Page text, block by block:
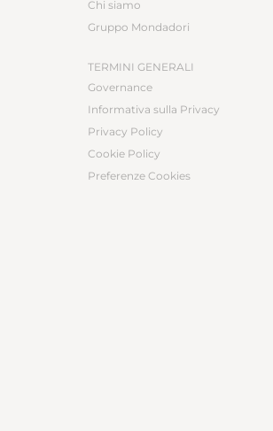
Chi siamo
Gruppo Mondadori
TERMINI GENERALI
Governance
Informativa sulla Privacy
Privacy Policy
Cookie Policy
Preferenze Cookies